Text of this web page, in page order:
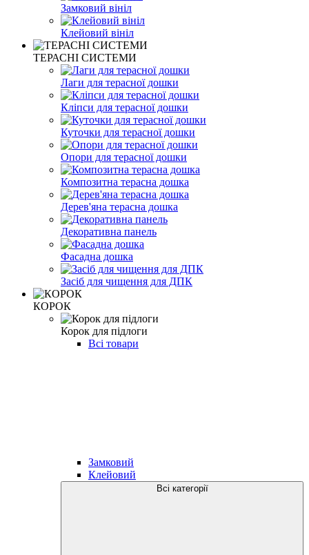
Замковий вініл
Клейовий вініл
ТЕРАСНІ СИСТЕМИ
Лаги для терасної дошки
Кліпси для терасної дошки
Куточки для терасної дошки
Опори для терасної дошки
Композитна терасна дошка
Дерев'яна терасна дошка
Декоративна панель
Фасадна дошка
Засіб для чищення для ДПК
КОРОК
Корок для підлоги
Всі товари
Замковий
Клейовий
Всі категорії